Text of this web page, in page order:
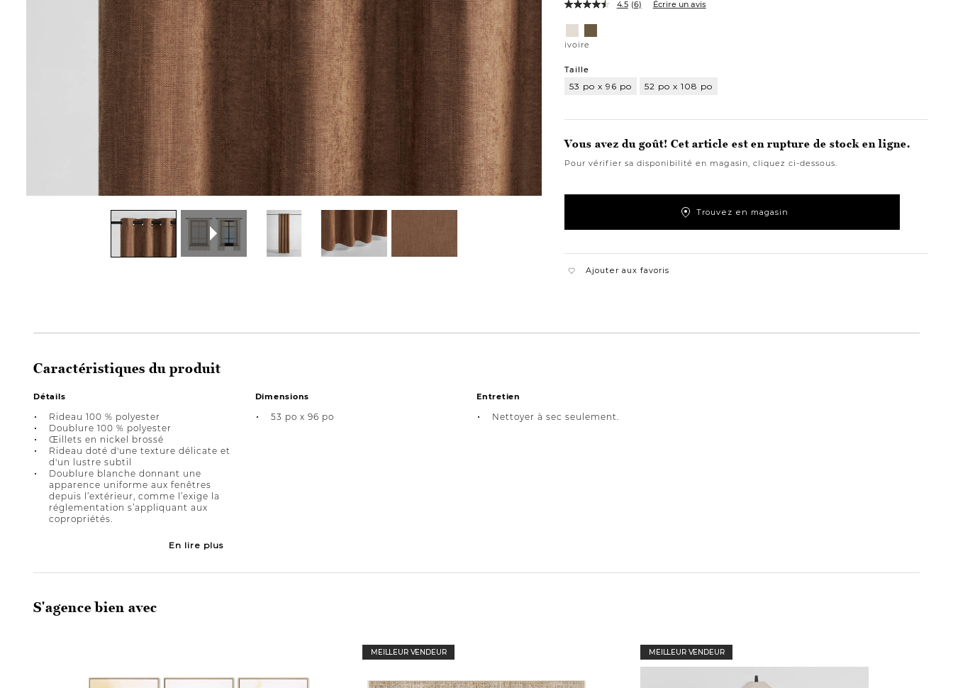
4.5 (6) Écrire un avis
Variations
ivoire
Taille
53 po x 96 po 52 po x 108 po
x
po
Vous avez du goût! Cet article est en rupture de stock en ligne.
Pour vérifier sa disponibilité en magasin, cliquez ci-dessous.
Trouvez en magasin
Ajouter aux favoris
Caractéristiques du produit
Détails
Rideau 100 % polyester
Doublure 100 % polyester
Œillets en nickel brossé
Rideau doté d'une texture délicate et
d'un lustre subtil
Doublure blanche donnant une
apparence uniforme aux fenêtres
depuis l’extérieur, comme l’exige la
réglementation s’appliquant aux
copropriétés.
En lire plus
Dimensions
53 po x 96 po
Entretien
Nettoyer à sec seulement.
S'agence bien avec
MEILLEUR VENDEUR MEILLEUR VENDEUR